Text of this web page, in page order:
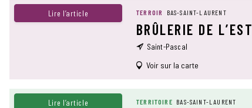
Lire l’article TERROIR BAS-SAINT-LAURENT
BRÛLERIE DE L’EST
Saint-Pascal
Voir sur la carte
Lire l’article TERRITOIRE BAS-SAINT-LAURENT